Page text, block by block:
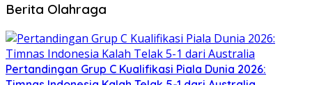
Berita Olahraga
Pertandingan Grup C Kualifikasi Piala Dunia 2026: